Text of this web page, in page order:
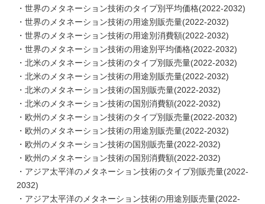
・世界のメタネーション技術のタイプ別平均価格(2022-2032)
・世界のメタネーション技術の用途別販売量(2022-2032)
・世界のメタネーション技術の用途別消費額(2022-2032)
・世界のメタネーション技術の用途別平均価格(2022-2032)
・北米のメタネーション技術のタイプ別販売量(2022-2032)
・北米のメタネーション技術の用途別販売量(2022-2032)
・北米のメタネーション技術の国別販売量(2022-2032)
・北米のメタネーション技術の国別消費額(2022-2032)
・欧州のメタネーション技術のタイプ別販売量(2022-2032)
・欧州のメタネーション技術の用途別販売量(2022-2032)
・欧州のメタネーション技術の国別販売量(2022-2032)
・欧州のメタネーション技術の国別消費額(2022-2032)
・アジア太平洋のメタネーション技術のタイプ別販売量(2022-
2032)
・アジア太平洋のメタネーション技術の用途別販売量(2022-